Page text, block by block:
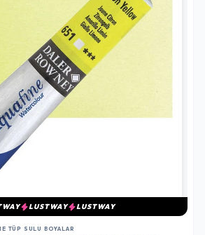
LUSTWAY LUSTWAY
TÜP SULU BOYALAR